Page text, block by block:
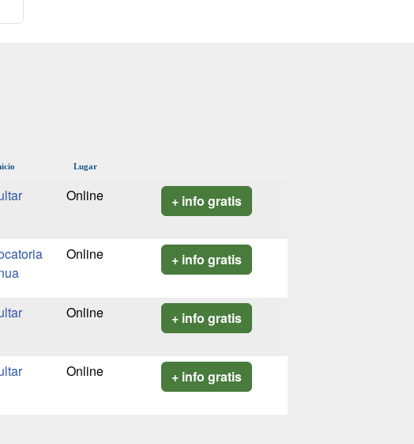
Lugar
Online + info gratis
Online + info gratis
Online + info gratis
Online + info gratis